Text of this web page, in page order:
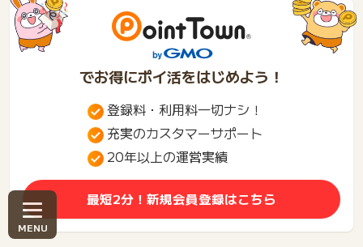
でお得にポイ活をはじめよう！
登録料・利用料一切ナシ！
充実のカスタマーサポート
20年以上の運営実績
最短2分！新規会員登録はこちら